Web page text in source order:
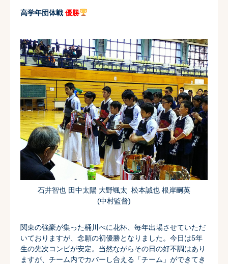
高学年団体戦 優勝
石井智也 田中太陽 大野颯太 松本誠也 根岸嗣英
(中村監督)
関東の強豪が集った桶川べに花杯、 毎年出場させていただ
いておりますが、 念願の初優勝となりました。今日は5年
生の先次コンビが安定。 当然ながらその日の好不調はあり
ますが、 チーム内でカバーし合える「チーム」ができてき